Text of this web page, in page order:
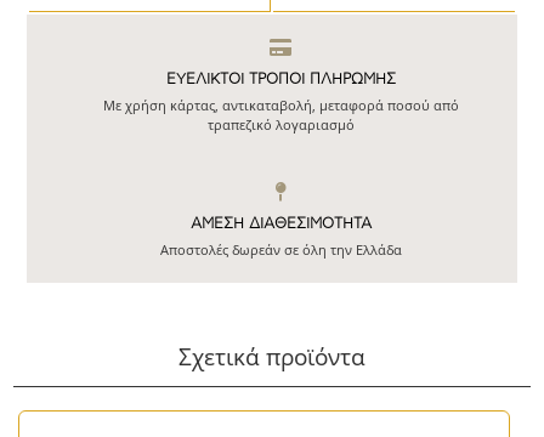
ΕΥΕΛΙΚΤΟΙ ΤΡΟΠΟΙ ΠΛΗΡΩΜΗΣ
Με χρήση κάρτας, αντικαταβολή, μεταφορά ποσού από
τραπεζικό λογαριασμό
ΆΜΕΣΗ ΔΙΑΘΕΣΙΜΌΤΗΤΑ
Αποστολές δωρεάν σε όλη την Ελλάδα
Σχετικά προϊόντα